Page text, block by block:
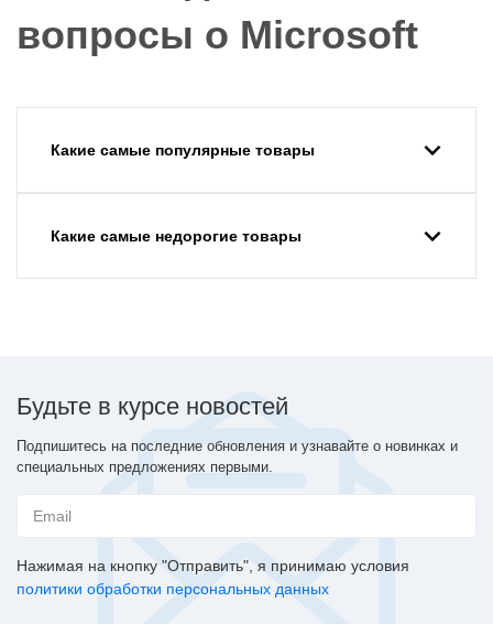
вопросы о Microsoft
Какие самые популярные товары
Какие самые недорогие товары
Будьте в курсе новостей
Подпишитесь на последние обновления и узнавайте о новинках и
специальных предложениях первыми.
Нажимая на кнопку "Отправить", я принимаю условия
политики обработки персональных данных